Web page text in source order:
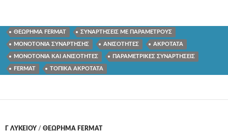
ΘΕΩΡΗΜΑ FERMAT ΣΥΝΑΡΤΗΣΕΙΣ ΜΕ ΠΑΡΑΜΕΤΡΟΥΣ
ΜΟΝΟΤΟΝΙΑ ΣΥΝΑΡΤΗΣΗΣ ΑΝΙΣΟΤΗΤΕΣ ΑΚΡΟΤΑΤΑ
ΜΟΝΟΤΟΝΙΑ ΚΑΙ ΑΝΙΣΟΤΗΤΕΣ ΠΑΡΑΜΕΤΡΙΚΕΣ ΣΥΝΑΡΤΗΣΕΙΣ
FERMAT ΤΟΠΙΚΑ ΑΚΡΟΤΑΤΑ
Γ ΛΥΚΕΊΟΥ / ΘΕΩΡΗΜΑ FERMAT